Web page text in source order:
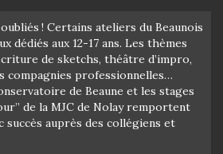
! Certains ateliers du Beaunois
dédiés aux 12-17 ans. Les thèmes
de sketchs, théâtre d’impro,
compagnies professionnelles…
de Beaune et les stages
de la MJC de Nolay remportent
succès auprès des collégiens et